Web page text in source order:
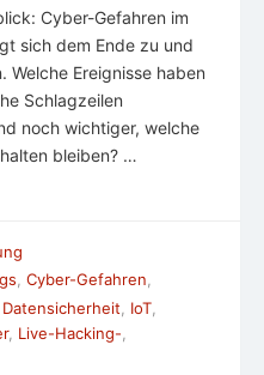
Cyber-Gefahren im
sich dem Ende zu und
Ereignisse haben
Schlagzeilen
noch wichtiger, welche
bleiben? …
, Cyber-Gefahren,
Datensicherheit IoT
, Live-Hacking-